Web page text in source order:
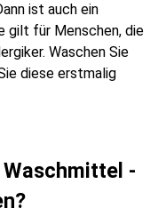
ist auch ein
gilt für Menschen, die
Waschen Sie
diese erstmalig
-